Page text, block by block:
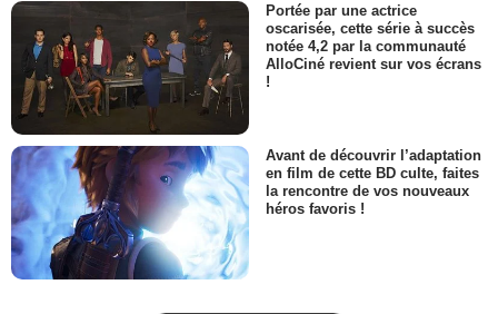
Portée par une actrice
oscarisée, cette série à succès
notée 4,2 par la communauté
AlloCiné revient sur vos écrans
!
Avant de découvrir l’adaptation
en film de cette BD culte, faites
la rencontre de vos nouveaux
héros favoris !